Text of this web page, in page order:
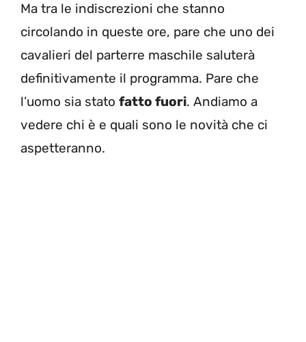
Ma tra le indiscrezioni che stanno
circolando in queste ore, pare che uno dei
cavalieri del parterre maschile saluterà
definitivamente il programma. Pare che
l’uomo sia stato fatto fuori. Andiamo a
vedere chi è e quali sono le novità che ci
aspetteranno.